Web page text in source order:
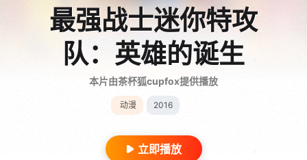
最强战士迷你特攻
队：英雄的诞生
本片由茶杯狐cupfox提供播放
动漫 2016
立即播放